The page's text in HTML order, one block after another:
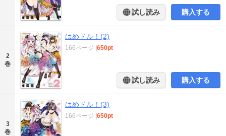
試し読み 購入する
2
巻
はめドル！(2)
166ページ |650pt
試し読み 購入する
3
巻
はめドル！(3)
166ページ |650pt